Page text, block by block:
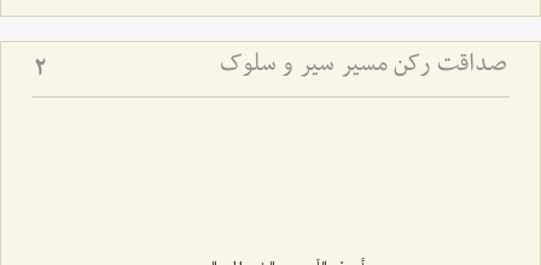
صداقت رکن مسیر سیر و سلوک 2